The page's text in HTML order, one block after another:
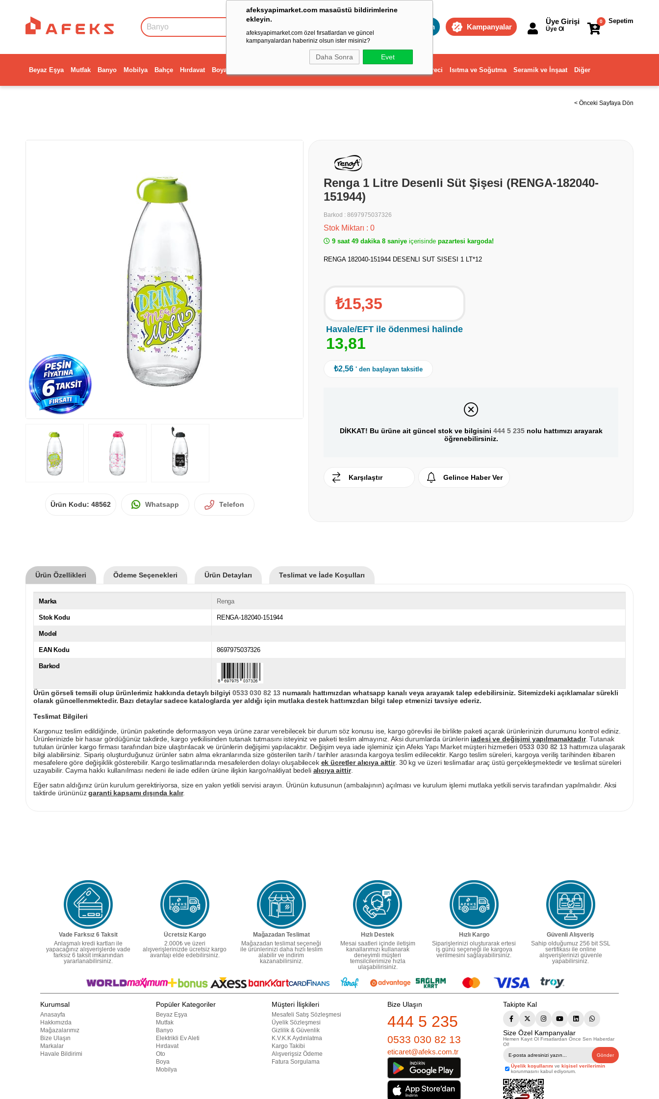
afeksyapimarket.com masaüstü bildirimlerine
ekleyin.
afeksyapimarket.com özel fırsatlardan ve güncel
kampanyalardan haberiniz olsun ister misiniz?
Daha Sonra Evet
Toptan Kampanyalar
Sepetim
0
Üye Girişi
Üye Ol
Beyaz Eşya Mutfak Banyo Mobilya Bahçe Hırdavat Boya Dekorasyon ve Ev Gereci Isıtma ve Soğutma Seramik ve İnşaat Diğer
< Önceki Sayfaya Dön
Ürün Kodu: 48562 Whatsapp Telefon
Renga 1 Litre Desenli Süt Şişesi (RENGA-182040-
151944)
Barkod : 8697975037326
Stok Miktarı : 0
9 saat 49 dakika 8 saniye içerisinde pazartesi kargoda!
RENGA 182040-151944 DESENLI SUT SISESI 1 LT*12
₺15,35
Havale/EFT ile ödenmesi halinde
13,81
₺2,56 ' den başlayan taksitle
DİKKAT! Bu ürüne ait güncel stok ve bilgisini 444 5 235nolu hattımızı arayarak
öğrenebilirsiniz.
Karşılaştır Gelince Haber Ver
Ürün Özellikleri Ödeme Seçenekleri Ürün Detayları Teslimat ve İade Koşulları
Marka Renga
Stok Kodu RENGA-182040-151944
Model
EAN Kodu 8697975037326
Barkod
Ürün görseli temsili olup ürünlerimiz hakkında detaylı bilgiyi0533 030 82 13 numaralı hattımızdan whatsapp kanalı veya arayarak talep edebilirsiniz. Sitemizdeki açıklamalar sürekli
olarak güncellenmektedir. Bazı detaylar sadece kataloglarda yer aldığı için mutlaka destek hattımızdan bilgi talep etmenizi tavsiye ederiz.
Teslimat Bilgileri
Kargonuz teslim edildiğinde, ürünün paketinde deformasyon veya ürüne zarar verebilecek bir durum söz konusu ise, kargo görevlisi ile birlikte paketi açarak ürünlerinizin durumunu kontrol ediniz.
Ürünlerinizde bir hasar gördüğünüz takdirde, kargo yetkilisinden tutanak tutmasını isteyiniz ve paketi teslim almayınız. Aksi durumlarda ürünlerin iadesi ve değişimi yapılmamaktadır. Tutanak
tutulan ürünler kargo firması tarafından bize ulaştırılacak ve ürünlerin değişimi yapılacaktır. Değişim veya iade işleminiz için Afeks Yapı Market müşteri hizmetleri 0533 030 82 13hattımıza ulaşarak
bilgi alabilirsiniz. Sipariş oluşturduğunuz ürünler satın alma ekranlarında size gösterilen tarih / tarihler arasında kargoya teslim edilecektir. Kargo teslim süreleri, kargoya veriliş tarihinden itibaren
mesafelere göre değişiklik gösterebilir. Kargo teslimatlarında mesafelerden dolayı oluşabilecek ek ücretler alıcıya aittir. 30 kg ve üzeri teslimatlar araç üstü gerçekleşmektedir ve teslimat süreleri
uzayabilir. Cayma hakkı kullanılması nedeni ile iade edilen ürüne ilişkin kargo/nakliyat bedeli alıcıya aittir.
Eğer satın aldığınız ürün kurulum gerektiriyorsa, size en yakın yetkili servisi arayın. Ürünün kutusunun (ambalajının) açılması ve kurulum işlemi mutlaka yetkili servis tarafından yapılmalıdır. Aksi
taktirde ürününüzgaranti kapsamı dışında kalır.
Vade Farksız 6 Taksit
Anlaşmalı kredi kartları ile
yapacağınız alışverişlerde vade
farksız 6 taksit imkanından
yararlanabilirsiniz.
Ücretsiz Kargo
2.000₺ ve üzeri
alışverişlerinizde ücretsiz kargo
avantajı elde edebilirsiniz.
Mağazadan Teslimat
Mağazadan teslimat seçeneği
ile ürünlerinizi daha hızlı teslim
alabilir ve indirim
kazanabilirsiniz.
Hızlı Destek
Mesai saatleri içinde iletişim
kanallarımızı kullanarak
deneyimli müşteri
temsilcilerimize hızla
ulaşabilirisiniz.
Hızlı Kargo
Siparişlerinizi oluşturarak ertesi
iş günü seçeneği ile kargoya
verilmesini sağlayabilirsiniz.
Güvenli Alışveriş
Sahip olduğumuz 256 bit SSL
sertifikası ile online
alışverişlerinizi güvenle
yapabilirsiniz.
Kurumsal
Anasayfa
Hakkımızda
Mağazalarımız
Bize Ulaşın
Markalar
Havale Bildirimi
Popüler Kategoriler
Beyaz Eşya
Mutfak
Banyo
Elektrikli Ev Aleti
Hırdavat
Oto
Boya
Mobilya
Müşteri İlişkileri
Mesafeli Satış Sözleşmesi
Üyelik Sözleşmesi
Gizlilik & Güvenlik
K.V.K.K Aydınlatma
Kargo Takibi
Alışverişsiz Ödeme
Fatura Sorgulama
Bize Ulaşın
444 5 235
0533 030 82 13
eticaret@afeks.com.tr
Takipte Kal
Size Özel Kampanyalar
Hemen Kayıt Ol Fırsatlardan Önce Sen Haberdar
Ol!
Gönder
Üyelik koşullarını ve kişisel verilerimin
korunmasını kabul ediyorum.